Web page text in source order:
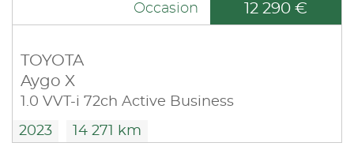
Occasion 12 290 €
TOYOTA
Aygo X
1.0 VVT-i 72ch Active Business
2023 14 271 km